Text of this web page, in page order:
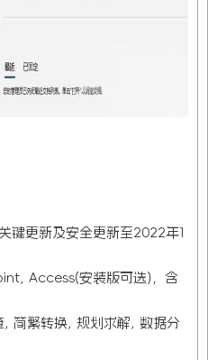
键更新及安全更新至2022年1
Access(安装版可选)，含
, 简繁转换, 规划求解, 数据分